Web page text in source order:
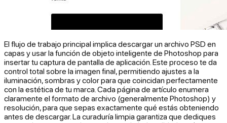
El flujo de trabajo principal implica descargar un archivo PSD en
capas y usar la función de objeto inteligente de Photoshop para
insertar tu captura de pantalla de aplicación. Este proceso te da
control total sobre la imagen final, permitiendo ajustes a la
iluminación, sombras y color para que coincidan perfectamente
con la estética de tu marca. Cada página de artículo enumera
claramente el formato de archivo (generalmente Photoshop) y
resolución, para que sepas exactamente qué estás obteniendo
antes de descargar. La curaduría limpia garantiza que dediques